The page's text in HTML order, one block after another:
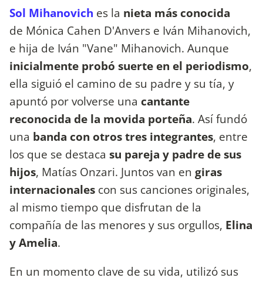
Sol Mihanovich es la nieta más conocida
de Mónica Cahen D'Anvers e Iván Mihanovich,
e hija de Iván "Vane" Mihanovich. Aunque
inicialmente probó suerte en el periodismo,
ella siguió el camino de su padre y su tía, y
apuntó por volverse una cantante
reconocida de la movida porteña. Así fundó
una banda con otros tres integrantes, entre
los que se destaca su pareja y padre de sus
hijos, Matías Onzari. Juntos van en giras
internacionales con sus canciones originales,
al mismo tiempo que disfrutan de la
compañía de las menores y sus orgullos, Elina
y Amelia.
En un momento clave de su vida, utilizó sus